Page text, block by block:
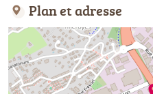
Plan et adresse